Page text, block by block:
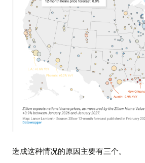
造成这种情况的原因主要有三个。